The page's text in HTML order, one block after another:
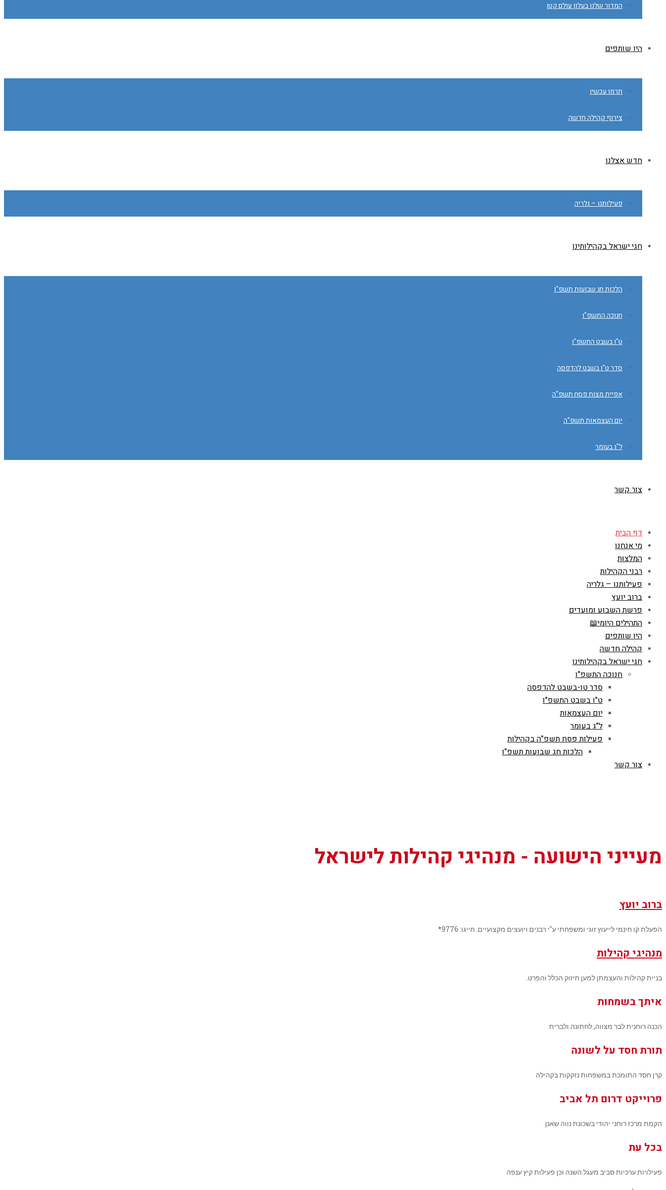
המדור שלנו בעלון עולם קטן
היו שותפים
תרמו עכשיו
צירוף קהילה חדשה
חדש אצלנו
פעילותנו – גלריה
חגי ישראל בקהילותינו
הלכות חג שבועות תשפ"ו
חנוכה התשפ"ו
ט"ו בשבט התשפ"ו
סדר ט"ו בשבט להדפסה
אפיית מצות פסח תשפ"ה
יום העצמאות תשפ"ה
ל"ג בעומר
צור קשר
דף הבית
מי אנחנו
המלצות
רבני הקהילות
פעילותנו – גלריה
ברוב יועץ
פרשת השבוע ומועדים
התהילים היומי📖
היו שותפים
קהילה חדשה
חגי ישראל בקהילותינו
חנוכה התשפ"ו
סדר טו-בשבט להדפסה
ט"ו בשבט התשפ"ו
יום העצמאות
ל"ג בעומר
פעילות פסח תשפ"ה בקהילות
הלכות חג שבועות תשפ"ו
צור קשר
מעייני הישועה - מנהיגי קהילות לישראל
ברוב יועץ
הפעלת קו חינמי לייעוץ זוגי ומשפחתי ע"י רבנים ויועצים מקצועיים. חייגו: 9776*
מנהיגי קהילות
בניית קהילות והעצמתן למען חיזוק הכלל והפרט.
איתך בשמחות
הכנה רוחנית לבר מצווה, לחתונה ולברית
תורת חסד על לשונה
קרן חסד התומכת במשפחות נזקקות בקהילה
פרוייקט דרום תל אביב
הקמת מרכז רוחני יהודי בשכונת נווה שאנן
בכל עת
פעילויות ערכיות סביב מעגל השנה וכן פעילות קיץ ענפה